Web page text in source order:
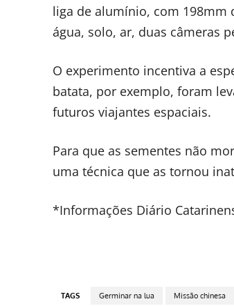
liga de alumínio, com 198mm
água, solo, ar, duas câmeras
O experimento incentiva a
batata, por exemplo, foram
futuros viajantes espaciais.
Para que as sementes não
uma técnica que as tornou
*Informações Diário
TAGS Germinar na lua Missão chinesa